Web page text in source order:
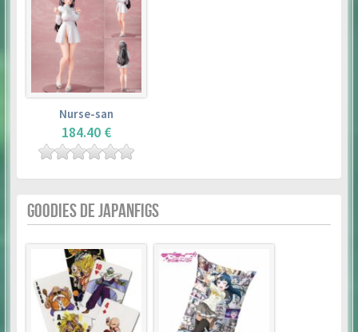
Nurse-san
184.40 €
GOODIES DE JAPANFIGS